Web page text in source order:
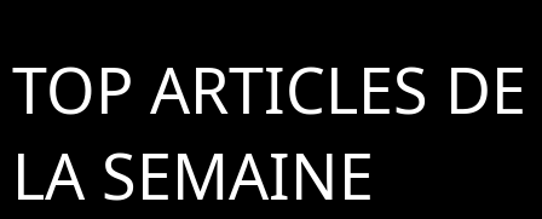
TOP ARTICLES DE
LA SEMAINE